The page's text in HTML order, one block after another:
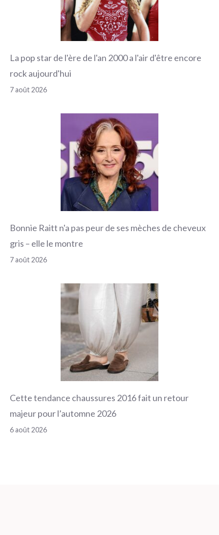
La pop star de l'ère de l'an 2000 a l'air d'être encore
rock aujourd'hui
7 août 2026
Bonnie Raitt n'a pas peur de ses mèches de cheveux
gris – elle le montre
7 août 2026
Cette tendance chaussures 2016 fait un retour
majeur pour l’automne 2026
6 août 2026